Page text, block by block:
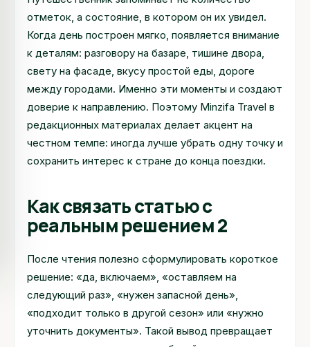
отметок, а состояние, в котором он их увидел.
Когда день построен мягко, появляется внимание
к деталям: разговору на базаре, тишине двора,
свету на фасаде, вкусу простой еды, дороге
между городами. Именно эти моменты и создают
доверие к направлению. Поэтому Minzifa Travel в
редакционных материалах делает акцент на
честном темпе: иногда лучше убрать одну точку и
сохранить интерес к стране до конца поездки.
Как связать статью с
реальным решением 2
После чтения полезно сформулировать короткое
решение: «да, включаем», «оставляем на
следующий раз», «нужен запасной день»,
«подходит только в другой сезон» или «нужно
уточнить документы». Такой вывод превращает